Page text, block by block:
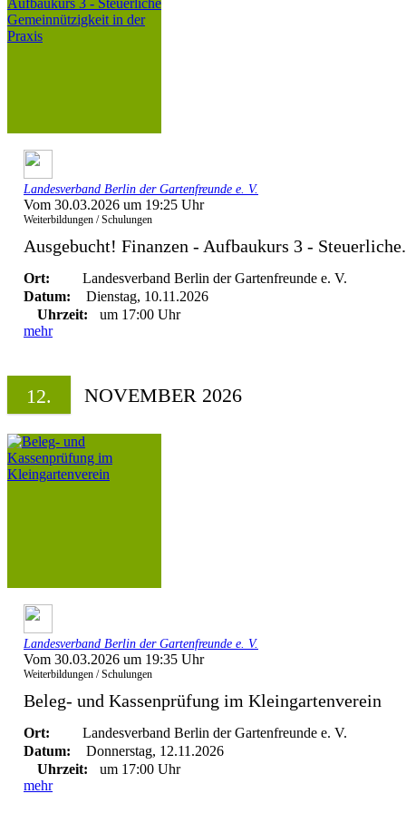
Landesverband Berlin der Gartenfreunde e. V.
Vom 30.03.2026 um 19:25 Uhr
Weiterbildungen / Schulungen
Ausgebucht! Finanzen - Aufbaukurs 3 -
Ort:
Landesverband Berlin der Gartenfreunde e. V.
Datum:
Dienstag, 10.11.2026
Uhrzeit:
um 17:00 Uhr
mehr
12. NOVEMBER 2026
Landesverband Berlin der Gartenfreunde e. V.
Vom 30.03.2026 um 19:35 Uhr
Weiterbildungen / Schulungen
Beleg- und Kassenprüfung im Kleingartenverein
Ort:
Landesverband Berlin der Gartenfreunde e. V.
Datum:
Donnerstag, 12.11.2026
Uhrzeit:
um 17:00 Uhr
mehr